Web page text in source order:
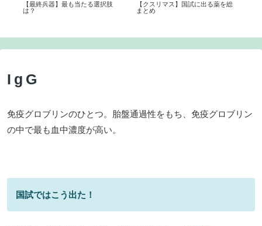
【最終兵器】最も当たる選択肢
は？
【クスリマス】国試に出る薬を総
まとめ
IgG
免疫グロブリンのひとつ。胎盤通過性をもち、免疫グロブリン
の中で最も血中濃度が高い。
国試ではこう出た！